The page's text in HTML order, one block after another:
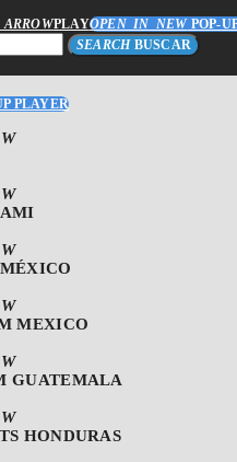
PLAYOPEN_IN_NEWPOP-
SEARCHBUSCAR
PLAYER
MEXICO
GUATEMALA
HONDURAS